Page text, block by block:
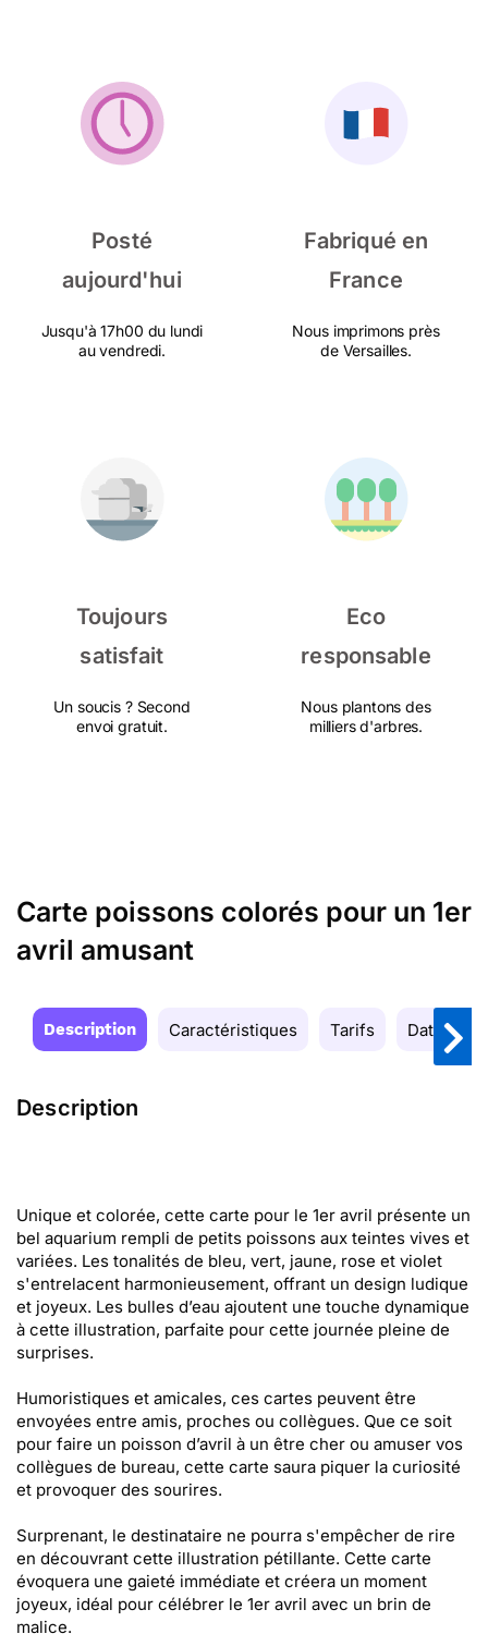
Posté
aujourd'hui
Jusqu'à 17h00 du lundi
au vendredi.
Fabriqué en
France
Nous imprimons près
de Versailles.
Toujours
satisfait
Un soucis ? Second
envoi gratuit.
Eco
responsable
Nous plantons des
milliers d'arbres.
Carte poissons colorés pour un 1er
avril amusant
Description Caractéristiques Tarifs Date de
Description
Unique et colorée, cette carte pour le 1er avril présente un
bel aquarium rempli de petits poissons aux teintes vives et
variées. Les tonalités de bleu, vert, jaune, rose et violet
s'entrelacent harmonieusement, offrant un design ludique
et joyeux. Les bulles d’eau ajoutent une touche dynamique
à cette illustration, parfaite pour cette journée pleine de
surprises.
Humoristiques et amicales, ces cartes peuvent être
envoyées entre amis, proches ou collègues. Que ce soit
pour faire un poisson d’avril à un être cher ou amuser vos
collègues de bureau, cette carte saura piquer la curiosité
et provoquer des sourires.
Surprenant, le destinataire ne pourra s'empêcher de rire
en découvrant cette illustration pétillante. Cette carte
évoquera une gaieté immédiate et créera un moment
joyeux, idéal pour célébrer le 1er avril avec un brin de
malice.